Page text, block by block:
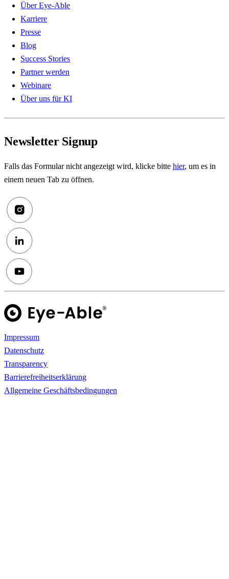
Über Eye-Able
Karriere
Presse
Blog
Success Stories
Partner werden
Webinare
Über uns für KI
Newsletter Signup
Falls das Formular nicht angezeigt wird, klicke bitte hier, um es in
einem neuen Tab zu öffnen.
Impressum
Datenschutz
Transparency
Barrierefreiheitserklärung
Allgemeine Geschäftsbedingungen